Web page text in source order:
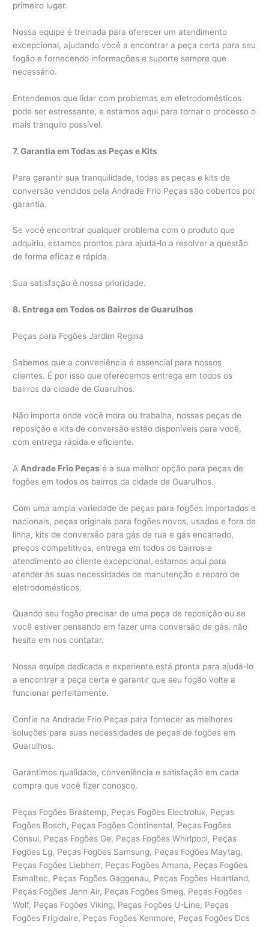
primeiro lugar.
Nossa equipe é treinada para oferecer um atendimento
excepcional, ajudando você a encontrar a peça certa para seu
fogão e fornecendo informações e suporte sempre que
necessário.
Entendemos que lidar com problemas em eletrodomésticos
pode ser estressante, e estamos aqui para tornar o processo o
mais tranquilo possível.
7. Garantia em Todas as Peças e Kits
Para garantir sua tranquilidade, todas as peças e kits de
conversão vendidos pela Andrade Frio Peças são cobertos por
garantia.
Se você encontrar qualquer problema com o produto que
adquiriu, estamos prontos para ajudá-lo a resolver a questão
de forma eficaz e rápida.
Sua satisfação é nossa prioridade.
8. Entrega em Todos os Bairros de Guarulhos
Peças para Fogões Jardim Regina
Sabemos que a conveniência é essencial para nossos
clientes. É por isso que oferecemos entrega em todos os
bairros da cidade de Guarulhos.
Não importa onde você mora ou trabalha, nossas peças de
reposição e kits de conversão estão disponíveis para você,
com entrega rápida e eficiente.
A Andrade Frio Peças é a sua melhor opção para peças de
fogões em todos os bairros da cidade de Guarulhos.
Com uma ampla variedade de peças para fogões importados e
nacionais, peças originais para fogões novos, usados e fora de
linha, kits de conversão para gás de rua e gás encanado,
preços competitivos, entrega em todos os bairros e
atendimento ao cliente excepcional, estamos aqui para
atender às suas necessidades de manutenção e reparo de
eletrodomésticos.
Quando seu fogão precisar de uma peça de reposição ou se
você estiver pensando em fazer uma conversão de gás, não
hesite em nos contatar.
Nossa equipe dedicada e experiente está pronta para ajudá-lo
a encontrar a peça certa e garantir que seu fogão volte a
funcionar perfeitamente.
Confie na Andrade Frio Peças para fornecer as melhores
soluções para suas necessidades de peças de fogões em
Guarulhos.
Garantimos qualidade, conveniência e satisfação em cada
compra que você fizer conosco.
Peças Fogões Brastemp, Peças Fogões Electrolux, Peças
Fogões Bosch, Peças Fogões Continental, Peças Fogões
Consul, Peças Fogões Ge, Peças Fogões Whirlpool, Peças
Fogões Lg, Peças Fogões Samsung, Peças Fogões Maytag,
Peças Fogões Liebherr, Peças Fogões Amana, Peças Fogões
Esmaltec, Peças Fogões Gaggenau, Peças Fogões Heartland,
Peças Fogões Jenn Air, Peças Fogões Smeg, Peças Fogões
Wolf, Peças Fogões Viking, Peças Fogões U-Line, Peças
Fogões Frigidaire, Peças Fogões Kenmore, Peças Fogões Dcs